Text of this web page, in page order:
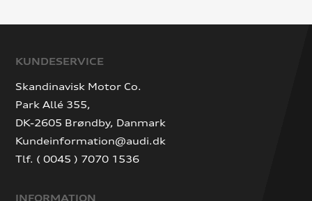
KUNDESERVICE
Skandinavisk Motor Co.
Park Allé 355,
DK-2605 Brøndby, Danmark
Kundeinformation@audi.dk
Tlf. ( 0045 ) 7070 1536
INFORMATION